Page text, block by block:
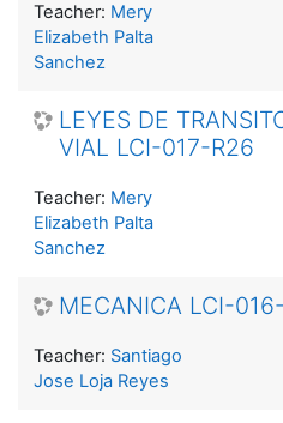
Teacher: Mery
Elizabeth Palta
Sanchez
LEYES DE
VIAL LCI-017-R26
Teacher: Mery
Elizabeth Palta
Sanchez
MECANICA LCI-
Teacher: Santiago
Jose Loja Reyes